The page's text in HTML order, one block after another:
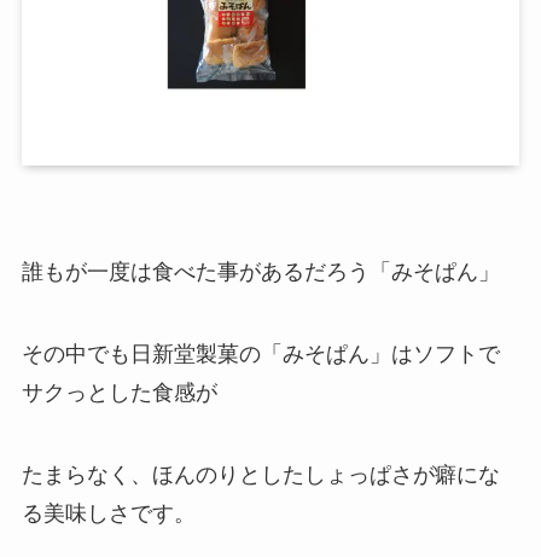
誰もが一度は食べた事があるだろう「みそぱん」
その中でも日新堂製菓の「みそぱん」はソフトで
サクっとした食感が
たまらなく、ほんのりとしたしょっぱさが癖にな
る美味しさです。